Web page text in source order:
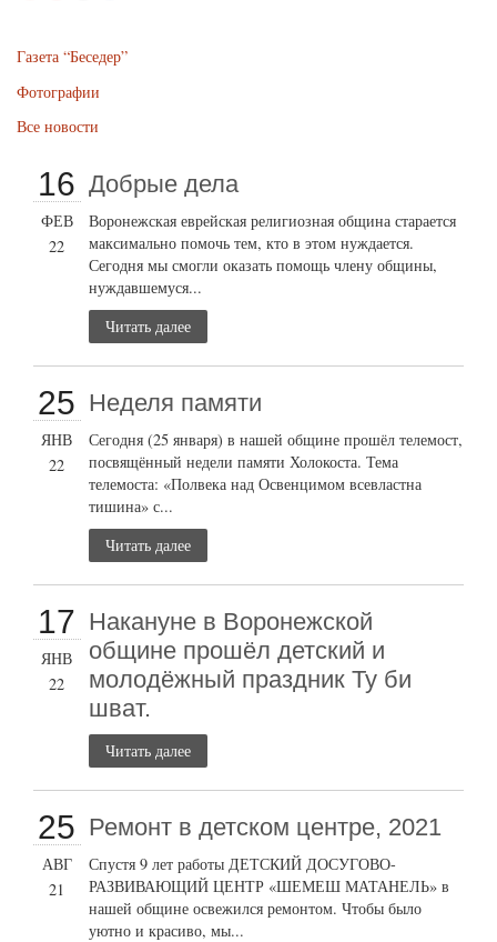
Газета “Беседер”
Фотографии
Все новости
16
ФЕВ
22
Добрые дела
Воронежская еврейская религиозная община старается
максимально помочь тем, кто в этом нуждается.
Сегодня мы смогли оказать помощь члену общины,
нуждавшемуся...
Читать далее
25
ЯНВ
22
Неделя памяти
Сегодня (25 января) в нашей общине прошёл телемост,
посвящённый недели памяти Холокоста. Тема
телемоста: «Полвека над Освенцимом всевластна
тишина» с...
Читать далее
17
ЯНВ
22
Накануне в Воронежской
общине прошёл детский и
молодёжный праздник Ту би
шват.
Читать далее
25
АВГ
21
Ремонт в детском центре, 2021
Спустя 9 лет работы ДЕТСКИЙ ДОСУГОВО-
РАЗВИВАЮЩИЙ ЦЕНТР «ШЕМЕШ МАТАНЕЛЬ» в
нашей общине освежился ремонтом. Чтобы было
уютно и красиво, мы...